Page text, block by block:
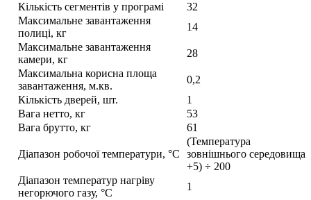
Кількість сегментів у програмі
32
Максимальне завантаження
полиці, кг
14
Максимальне завантаження
камери, кг
28
Максимальна корисна площа
завантаження, м.кв.
0,2
Кількість дверей, шт.
1
Вага нетто, кг
53
Вага брутто, кг
61
Діапазон робочої температури, °С
(Температура
зовнішнього середовища
+5) ÷ 200
Діапазон температур нагріву
негорючого газу, °С
1